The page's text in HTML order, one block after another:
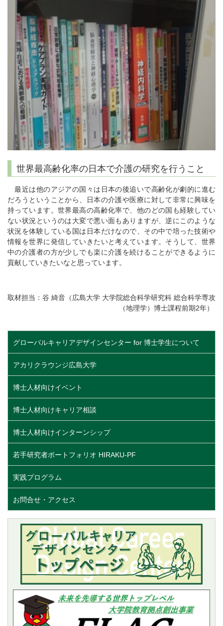
世界最高齢化率の日本で介護の研究を行うこと
最近は他のアジアの国々は日本の後追いで高齢化が劇的に進む
だろうということから、日本の介護や医療に対して非常に興味を
持っています。世界最高の高齢化率で、他のどの国も経験してい
ない状況というのは大変で悪い面もありますが、逆にこのような
状況を体験している国は日本だけなので、その中で培った技術や
情報を世界に発信していきたいと考えています。そうして、世界
中の介護者の方が少しでも楽に介護を続けることができるように
貢献していきたいなと思っています。
取材担当：谷 綺音（広島大学 大学院総合科学研究科 総合科学専攻
（地理学）博士課程前期2年）
グローバルキャリアデザインセンター for 博士学生について
アカリクラウンジ広島大学
博士人材向けイベント
博士人材向けキャリア相談
博士人材向けインターンシップ
若手研究者ポートフォリオ HIRAKU-PF
実践プログラム
お問合せ・アクセス